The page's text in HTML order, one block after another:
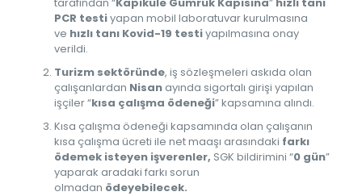
PCR testiyapan mobil laboratuvar kurulmasına
ve hızlı tanı Kovid-19 testiyapılmasına onay
verildi.
Turizm sektöründe, iş sözleşmeleri askıda olan
çalışanlardan Nisanayında sigortalı girişi yapılan
işçiler “kısa çalışma ödeneği” kapsamına alındı.
Kısa çalışma ödeneği kapsamında olan çalışanın
kısa çalışma ücreti ile net maaşı arasındaki farkı
ödemek isteyen işverenler, SGK bildirimini “0 gün”
yaparak aradaki farkı sorun
olmadan ödeyebilecek.